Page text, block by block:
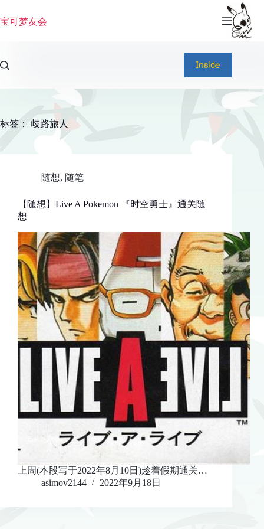
过
宝可梦友会
Inside
标签： 歧路旅人
随想, 随笔
【随想】Live A Pokemon 『时空勇士』通关随
想
上周(本段写于2022年8月10日)趁着假期通关…
asimov2144
2022年9月18日